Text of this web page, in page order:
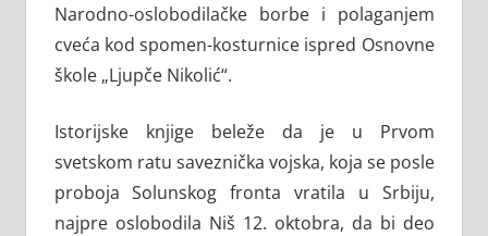
Narodno-oslobodilačke borbe i polaganjem
cveća kod spomen-kosturnice ispred Osnovne
škole „Ljupče Nikolić“.
Istorijske knjige beleže da je u Prvom
svetskom ratu saveznička vojska, koja se posle
proboja Solunskog fronta vratila u Srbiju,
najpre oslobodila Niš 12. oktobra, da bi deo